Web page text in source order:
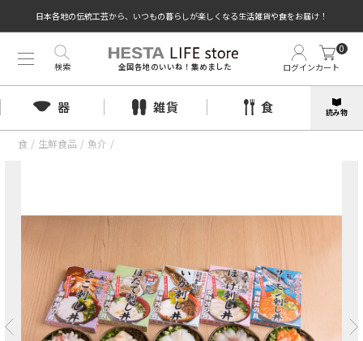
日本各地の伝統工芸から、いつもの暮らしが楽しくなる生活雑貨や食をお届け！
全国各地のいいね！集めました ログインカート
0
検索
器 雑貨 食 読み物
食 / 生鮮食品 / 魚介 /